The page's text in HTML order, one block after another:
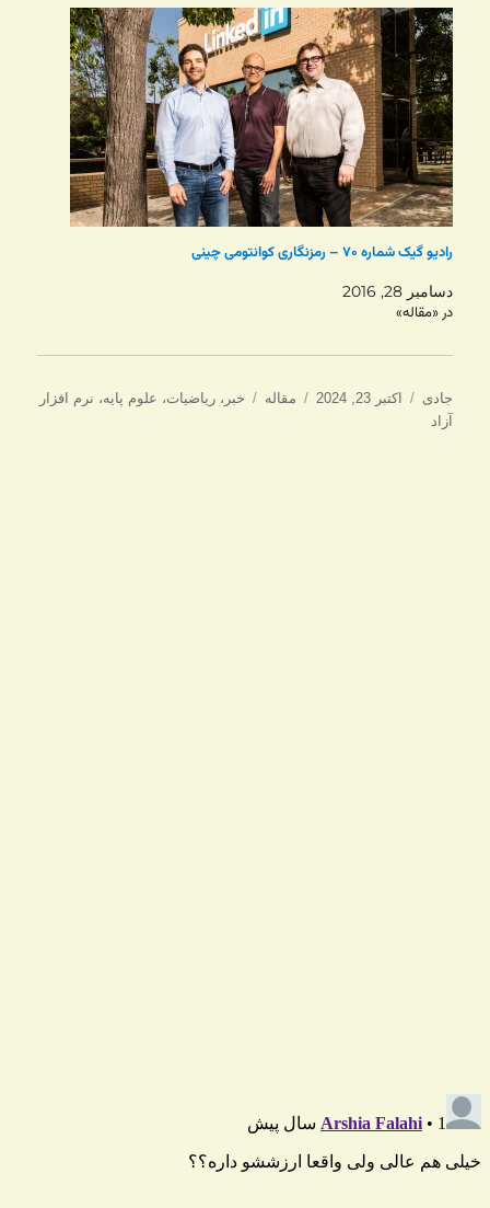
رادیو گیک شماره ۷۰ – رمزنگاری کوانتومی چینی
دسامبر 28, 2016
در «مقاله»
نویسنده
جادی
ارسال
اکتبر 23, 2024 دسته‌ها
مقاله برچسب‌ها
خبر ،ریاضیات، علوم پایه، نرم افزار
آزاد